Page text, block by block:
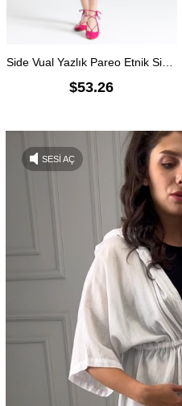
Side Vual Yazlık Pareo Etnik Siyah 6193
$53.26
SESİ AÇ